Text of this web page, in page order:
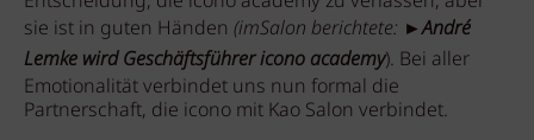
sie ist in guten Händen (imSalon berichtete: ►André
Lemke wird Geschäftsführer icono academy). Bei aller
Emotionalität verbindet uns nun formal die
Partnerschaft, die icono mit Kao Salon verbindet.